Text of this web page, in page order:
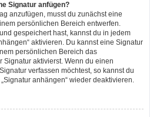
Signatur anfügen?
anzufügen, musst du zunächst eine
persönlichen Bereich entwerfen.
gespeichert hast, kannst du in jedem
aktivieren. Du kannst eine Signatur
persönlichen Bereich das
aktivierst. Wenn du einen
verfassen möchtest, so kannst du
anhängen“ wieder deaktivieren.